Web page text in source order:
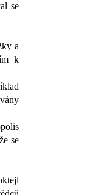
se
a
k
se